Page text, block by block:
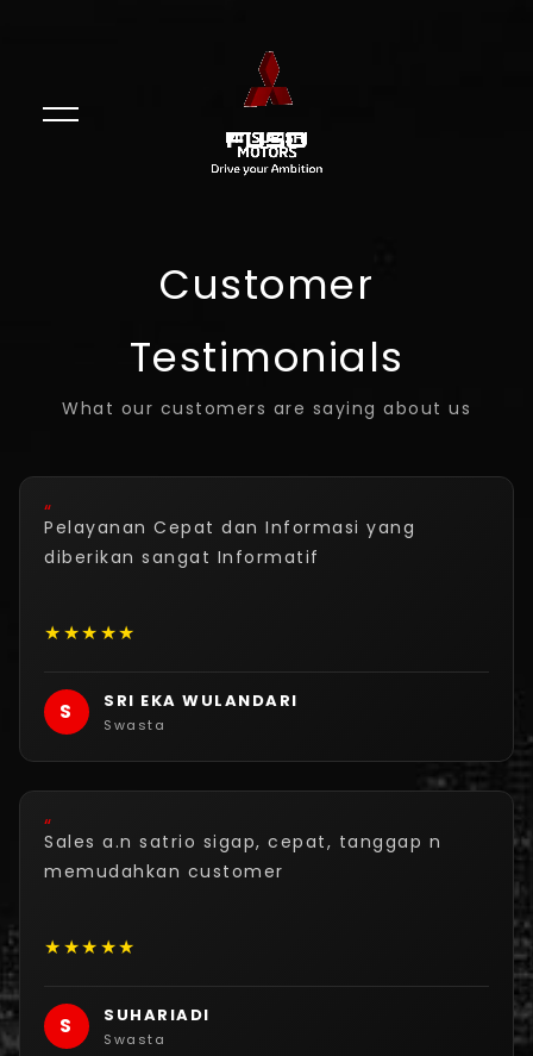
Customer
Testimonials
What our customers are saying about us
“
Pelayanan Cepat dan Informasi yang
diberikan sangat Informatif
★★★★★
S SRI EKA WULANDARI
Swasta
“
Sales a.n satrio sigap, cepat, tanggap n
memudahkan customer
★★★★★
S SUHARIADI
Swasta